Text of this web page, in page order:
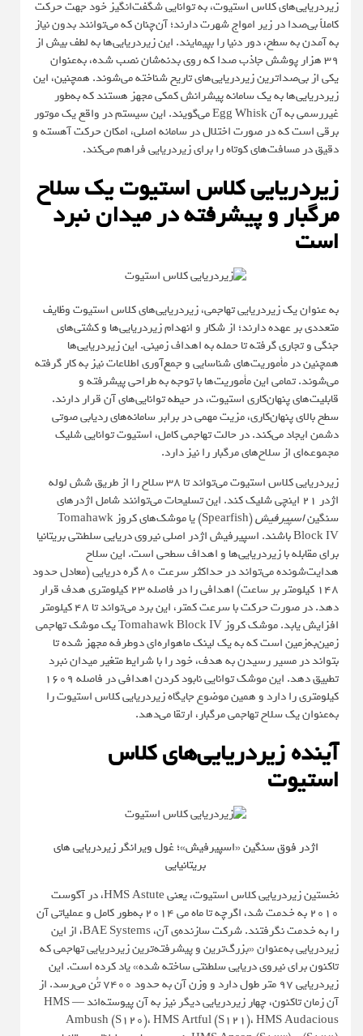
زیردریایی‌های کلاس استیوت، به توانایی شگفت‌انگیز خود جهت حرکت
کاملاً بی‌صدا در زیر امواج شهرت دارند؛ آن‌چنان که می‌توانند بدون نیاز
به آمدن به سطح، دور دنیا را بپیمایند. این زیردریایی‌ها به لطف بیش از
۳۹ هزار پوشش جاذب صدا که روی بدنه‌شان نصب شده، به‌عنوان
یکی از بی‌صداترین زیردریایی‌های تاریخ شناخته می‌شوند. همچنین، این
زیردریایی‌ها به یک سامانه پیشرانش کمکی مجهز هستند که به‌طور
غیررسمی به آن Egg Whisk می‌گویند. این سیستم در واقع یک موتور
برقی است که در صورت اختلال در سامانه اصلی، امکان حرکت آهسته و
دقیق در مسافت‌های کوتاه را برای زیردریایی فراهم می‌کند.
زیردریایی کلاس استیوت یک سلاح
مرگبار و پیشرفته در میدان نبرد
است
به عنوان یک زیردریایی تهاجمی، زیردریایی‌های کلاس استیوت وظایف
متعددی بر عهده دارند؛ از شکار و انهدام زیردریایی‌ها و کشتی‌های
جنگی و تجاری گرفته تا حمله به اهداف زمینی. این زیردریایی‌ها
همچنین در مأموریت‌های شناسایی و جمع‌آوری اطلاعات نیز به کار گرفته
می‌شوند. تمامی این مأموریت‌ها با توجه به طراحی پیشرفته و
قابلیت‌های پنهان‌کاری استیوت، در حیطه توانایی‌های آن قرار دارند.
سطح بالای پنهان‌کاری، مزیت مهمی در برابر سامانه‌های ردیابی صوتی
دشمن ایجاد می‌کند. در حالت تهاجمی کامل، استیوت توانایی شلیک
مجموعه‌ای از سلاح‌های مرگبار را نیز دارد.
زیردریایی کلاس استیوت می‌تواند تا ۳۸ سلاح را از طریق شش لوله
اژدر ۲۱ اینچی شلیک کند. این تسلیحات می‌توانند شامل اژدرهای
سنگیناسپیرفیش
(Spearfish) یا موشک‌های کروز Tomahawk
Block IV باشند. اسپیرفیش اژدر اصلی نیروی دریایی سلطنتی بریتانیا
برای مقابله با زیردریایی‌ها و اهداف سطحی است. این سلاح
هدایت‌شونده می‌تواند در حداکثر سرعت ۸۰ گره دریایی (معادل حدود
۱۴۸ کیلومتر بر ساعت) اهدافی را در فاصله ۲۳ کیلومتری هدف قرار
دهد. در صورت حرکت با سرعت کمتر، این برد می‌تواند تا ۴۸ کیلومتر
افزایش یابد. موشک کروز Tomahawk Block IV یک موشک تهاجمی
زمین‌به‌زمین است که به یک لینک ماهواره‌ای دوطرفه مجهز شده تا
بتواند در مسیر رسیدن به هدف، خود را با شرایط متغیر میدان نبرد
تطبیق دهد. این موشک توانایی نابود کردن اهدافی در فاصله ۱۶۰۹
کیلومتری را دارد و همین موضوع جایگاه زیردریایی کلاس استیوت را
به‌عنوان یک سلاح تهاجمی مرگبار، ارتقا می‌دهد.
آینده‌ زیردریایی‌های کلاس
استیوت
اژدر فوق سنگین «اسپیرفیش»؛ غول ویرانگر زیردریایی های
بریتانیایی
نخستین زیردریایی کلاس استیوت، یعنی HMS Astute، در آگوست
۲۰۱۰ به خدمت شد، اگرچه تا ماه می ۲۰۱۴ به‌طور کامل و عملیاتی آن
را به خدمت نگرفتند. شرکت سازنده‌ی آن، BAE Systems، از این
زیردریایی به‌عنوان «بزرگ‌ترین و پیشرفته‌ترین زیردریایی تهاجمی که
تاکنون برای نیروی دریایی سلطنتی ساخته شده» یاد کرده است. این
زیردریایی ۹۷ متر طول دارد و وزن آن به حدود ۷۴۰۰ تُن می‌رسد. از
آن زمان تاکنون، چهار زیردریایی دیگر نیز به آن پیوسته‌اند — HMS
Ambush (S120)، HMS Artful (S121)، HMS Audacious